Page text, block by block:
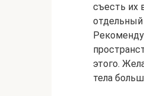
съесть их
этого.
тела